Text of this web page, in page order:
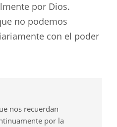
por Dios.
no podemos
con el poder
nos recuerdan
por la